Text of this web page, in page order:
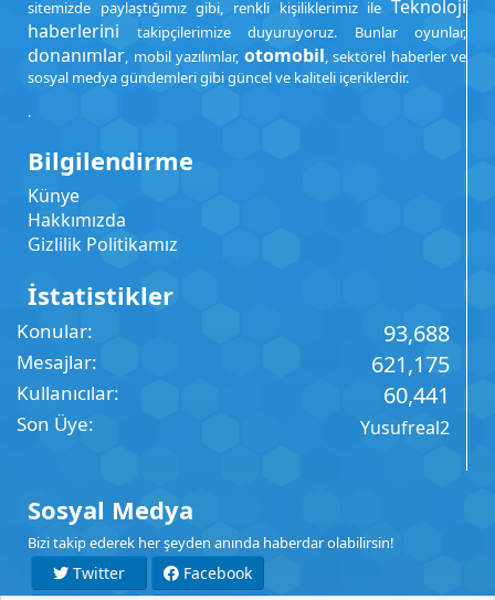
sitemizde paylaştığımız gibi, renkli kişiliklerimiz ile Teknoloji
haberlerini takipçilerimize duyuruyoruz. Bunlar oyunlar,
donanımlar, mobil yazılımlar, otomobil, sektörel haberler ve
sosyal medya gündemleri gibi güncel ve kaliteli içeriklerdir.
.
Bilgilendirme
Künye
Hakkımızda
Gizlilik Politikamız
İstatistikler
Konular 93,688
Mesajlar 621,175
Kullanıcılar 60,441
Son Üye Yusufreal2
Sosyal Medya
Bizi takip ederek her şeyden anında haberdar olabilirsin!
Twitter Facebook